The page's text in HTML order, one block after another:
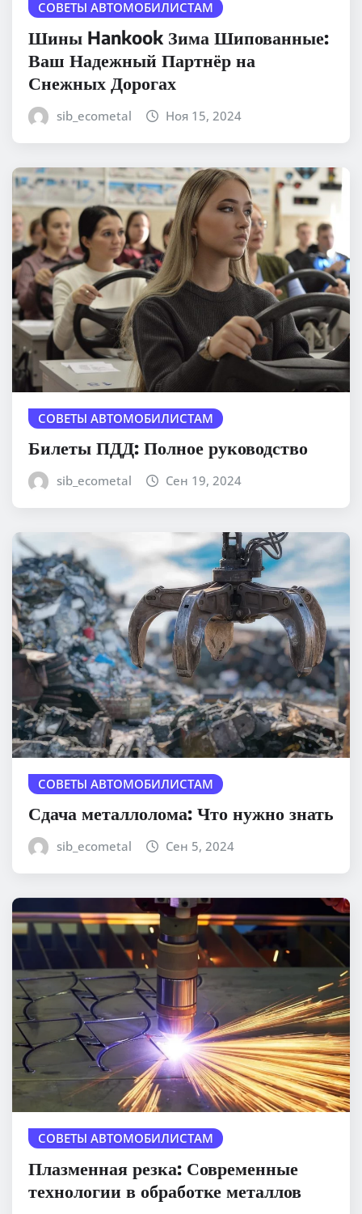
СОВЕТЫ АВТОМОБИЛИСТАМ
Шины Hankook Зима Шипованные:
Ваш Надежный Партнёр на
Снежных Дорогах
sib_ecometal Ноя 15, 2024
СОВЕТЫ АВТОМОБИЛИСТАМ
Билеты ПДД: Полное руководство
sib_ecometal Сен 19, 2024
СОВЕТЫ АВТОМОБИЛИСТАМ
Сдача металлолома: Что нужно знать
sib_ecometal Сен 5, 2024
СОВЕТЫ АВТОМОБИЛИСТАМ
Плазменная резка: Современные
технологии в обработке металлов